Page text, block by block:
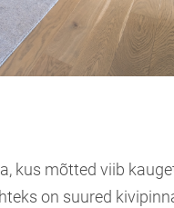
kus mõtted viib
on suured